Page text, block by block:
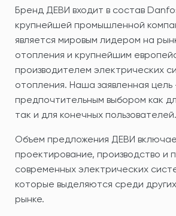
Бренд ДЕВИ входит в состав
крупнейшей промышленной
является мировым лидером на
отопления и крупнейшим
производителем электрических
отопления. Наша заявленная цель
предпочтительным выбором как
так и для конечных пользователей.
Объем предложения ДЕВИ
проектирование, производство и
современных электрических
которые выделяются среди
рынке.